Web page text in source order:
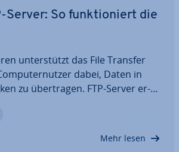
Server: So funk­tio­niert die
un­ter­stützt das File Transfer
dabei, Daten in
zu über­tra­gen. FTP-Server er­
wobei jeder Zugriff über
Mehr lesen